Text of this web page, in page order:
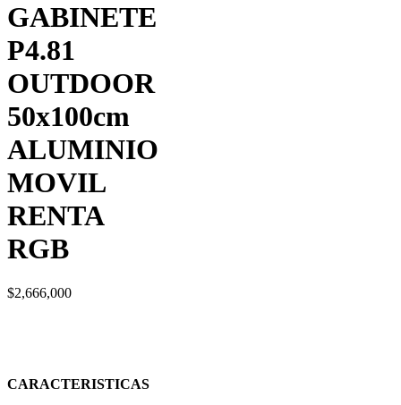
GABINETE
P4.81
OUTDOOR
50x100cm
ALUMINIO
MOVIL
RENTA
RGB
$2,666,000
CARACTERISTICAS